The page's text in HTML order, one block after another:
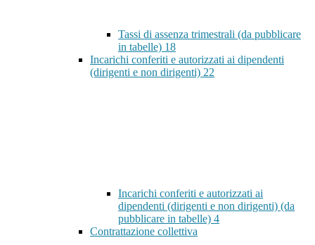
Tassi di assenza trimestrali (da pubblicare
in tabelle) 18
Incarichi conferiti e autorizzati ai dipendenti
(dirigenti e non dirigenti) 22
Incarichi conferiti e autorizzati ai
dipendenti (dirigenti e non dirigenti) (da
pubblicare in tabelle) 4
Contrattazione collettiva